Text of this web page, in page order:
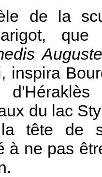
de la
inspira
du lac
tête de
à ne pas